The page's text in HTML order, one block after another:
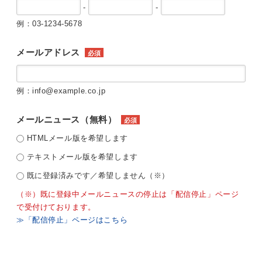
-
-
例：03-1234-5678
メールアドレス 必須
例：info@example.co.jp
メールニュース（無料） 必須
HTMLメール版を希望します
テキストメール版を希望します
既に登録済みです／希望しません（※）
（※）既に登録中メールニュースの停止は「配信停止」ページ
で受付けております。
≫「配信停止」ページはこちら